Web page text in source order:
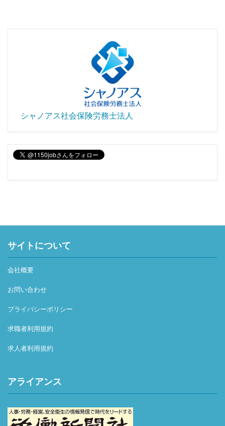
シャノアス社会保険労務士法人
サイトについて
会社概要
お問い合わせ
プライバシーポリシー
求職者利用規約
求人者利用規約
アライアンス